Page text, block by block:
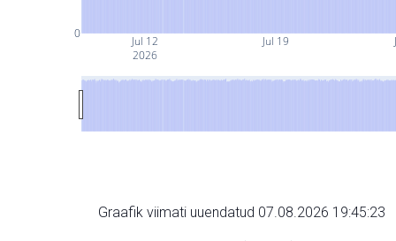
Jul 12
2026
Jul 19
0
Graafik viimati uuendatud 07.08.2026 19:45:23